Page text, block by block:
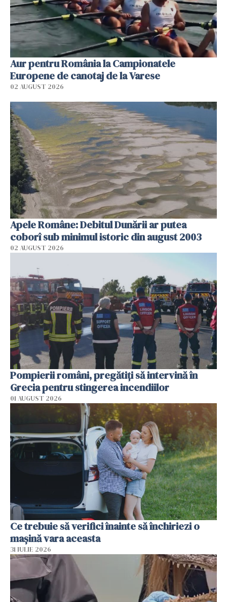
Aur pentru România la Campionatele
Europene de canotaj de la Varese
02 AUGUST 2026
Apele Române: Debitul Dunării ar putea
coborî sub minimul istoric din august 2003
02 AUGUST 2026
Pompierii români, pregătiţi să intervină în
Grecia pentru stingerea incendiilor
01 AUGUST 2026
Ce trebuie să verifici înainte să închiriezi o
mașină vara aceasta
31 IULIE 2026